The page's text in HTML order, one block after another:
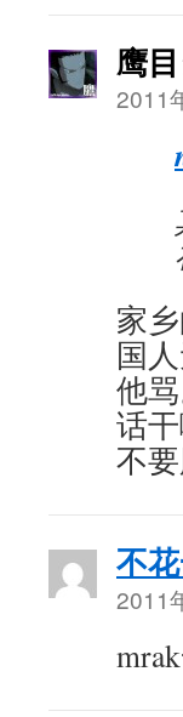
鹰目
2011
家
国
他
话
不
不
2011